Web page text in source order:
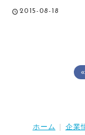
2015-08-18
ホーム 企業